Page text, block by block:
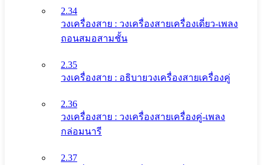
2.34
วงเครื่องสาย : วงเครื่องสายเครื่องเดี่ยว-เพลง
ถอนสมอสามชั้น
2.35
วงเครื่องสาย : อธิบายวงเครื่องสายเครื่องคู่
2.36
วงเครื่องสาย : วงเครื่องสายเครื่องคู่-เพลง
กล่อมนารี
2.37